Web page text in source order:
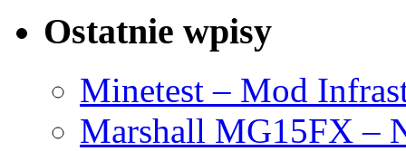
Ostatnie wpisy
Minetest – Mod
Marshall MG15FX –